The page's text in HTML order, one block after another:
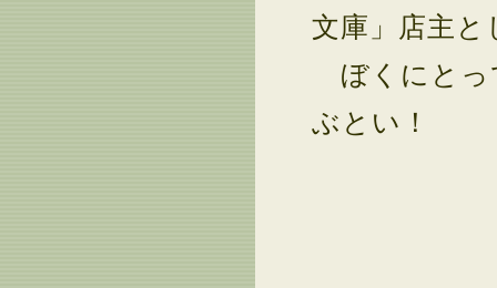
文庫」店主
ぼくにとっ
ぶとい！